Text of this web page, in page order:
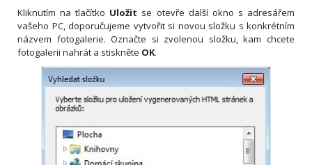
Kliknutím na tlačítko Uložit se otevře další okno s adresářem
vašeho PC, doporučujeme vytvořit si novou složku s konkrétním
názvem fotogalerie. Označte si zvolenou složku, kam chcete
fotogalerii nahrát a stiskněte OK.